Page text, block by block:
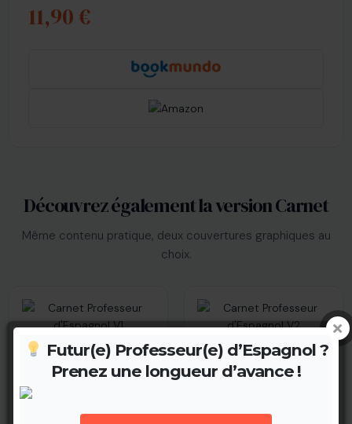
11,90 €
Découvrez également la version Carnet
Même contenu pratique, deux couvertures graphiques au
choix.
Carnet Prof d'Espagnol
Futur(e) Professeur(e) d’Espagnol ?
Prenez une longueur d’avance !